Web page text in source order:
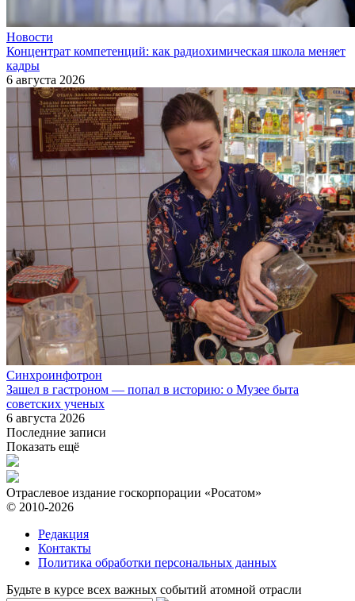
Новости
Концентрат компетенций: как радиохимическая школа меняет
кадры
6 августа 2026
Синхроинфотрон
Зашел в гастроном — попал в историю: о Музее быта
советских ученых
6 августа 2026
Последние записи
Показать ещё
Отраслевое издание госкорпорации «Росатом»
© 2010-2026
Редакция
Контакты
Политика обработки персональных данных
Будьте в курсе всех важных событий атомной отрасли